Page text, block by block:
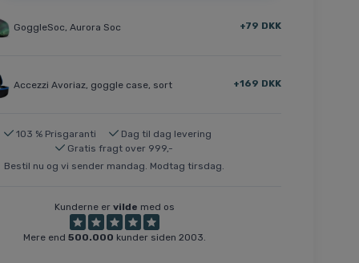
GoggleSoc, Aurora Soc +79 DKK
Accezzi Avoriaz, goggle case, sort +169 DKK
103 % Prisgaranti
Dag til dag levering
Gratis fragt over 999,-
Bestil nu og vi sender mandag. Modtag tirsdag.
Kunderne er vilde med os
Mere end 500.000 kunder siden 2003.